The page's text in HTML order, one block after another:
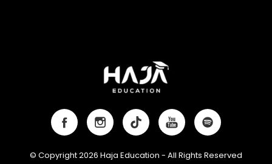
© Copyright 2026 Haja Education - All Rights Reserved